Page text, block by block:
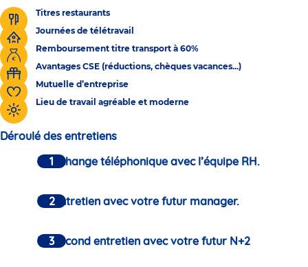
Titres restaurants
Journées de télétravail
Remboursement titre transport à 60%
Avantages CSE (réductions, chèques vacances...)
Mutuelle d’entreprise
Lieu de travail agréable et moderne
Déroulé des entretiens
Un échange téléphonique avec l’équipe RH.
Un entretien avec votre futur manager.
Un second entretien avec votre futur N+2